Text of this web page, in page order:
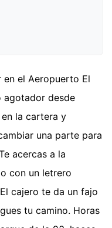
en el Aeropuerto El
agotador desde
la cartera y
una parte para
acercas a la
con un letrero
cajero te da un fajo
tu camino. Horas